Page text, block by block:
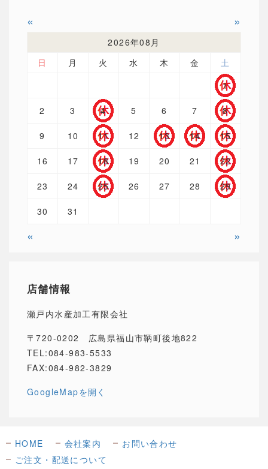
« »
2026年08月
日
月 火 水 木 金
土
1
2 3 4 5 6 7 8
9 10 11 12 13 14 15
16 17 18 19 20 21 22
23 24 25 26 27 28 29
30 31
« »
店舗情報
瀬戸内水産加工有限会社
〒720-0202 広島県福山市鞆町後地822
TEL:084-983-5533
FAX:084-982-3829
GoogleMapを開く
HOME 会社案内
お問い合わせ
ご注文・配送について